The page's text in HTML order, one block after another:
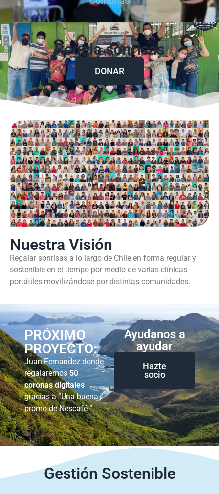
Regala sonrisas
DONAR
Nuestra Visión
Regalar sonrisas a lo largo de Chile en forma regular y
sostenible en el tiempo por medio de varias clínicas
portátiles movilizándose por distintas comunidades.
PRÓXIMO
PROYECTO:
Juan Fernandez donde
regalaremos 50
coronas digitales
gracias a “Una buena
promo de Nescafé “
Ayudanos a
ayudar
Hazte
socio
Gestión Sostenible